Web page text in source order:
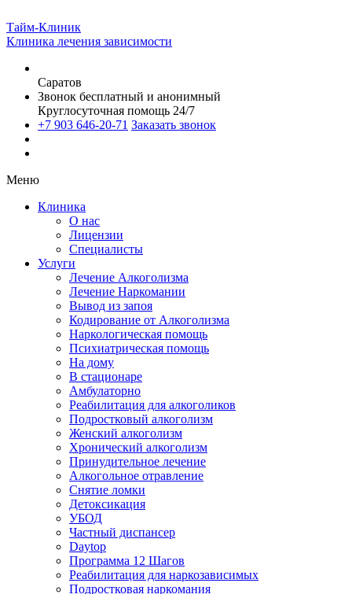
Тайм-Клиник
Клиника лечения зависимости
Саратов
Звонок бесплатный и анонимный
Круглосуточная помощь 24/7
+7 903 646-20-71 Заказать звонок
Меню
Клиника
О нас
Лицензии
Специалисты
Услуги
Лечение Алкоголизма
Лечение Наркомании
Вывод из запоя
Кодирование от Алкоголизма
Наркологическая помощь
Психиатрическая помощь
На дому
В стационаре
Амбулаторно
Реабилитация для алкоголиков
Подростковый алкоголизм
Женский алкоголизм
Хронический алкоголизм
Принудительное лечение
Алкогольное отравление
Снятие ломки
Детоксикация
УБОД
Частный диспансер
Daytop
Программа 12 Шагов
Реабилитация для наркозависимых
Подростковая наркомания